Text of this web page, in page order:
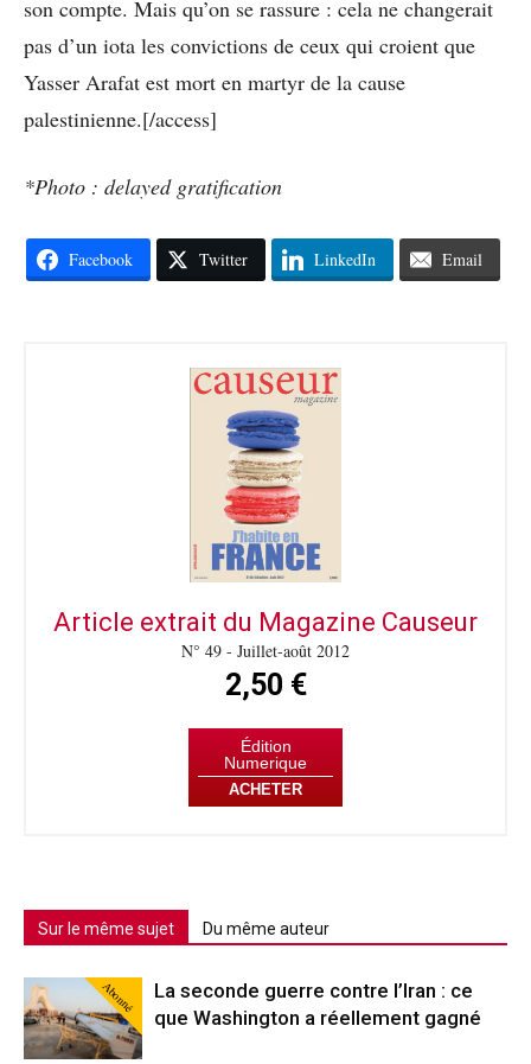
son compte. Mais qu’on se rassure : cela ne changerait
pas d’un iota les convictions de ceux qui croient que
Yasser Arafat est mort en martyr de la cause
palestinienne.[/access]
*Photo : delayed gratification
Facebook Twitter LinkedIn Email
Article extrait du Magazine Causeur
N° 49 - Juillet-août 2012
2,50 €
Édition
Numerique
ACHETER
Sur le même sujet Du même auteur
Abonné
La seconde guerre contre l’Iran : ce
que Washington a réellement gagné